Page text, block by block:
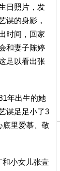
日照片，发
谋的身影，
时间，回家
和妻子陈婷
足以看出张
年出生的她
谋足足小了3
底里爱慕、敬
小女儿张壹